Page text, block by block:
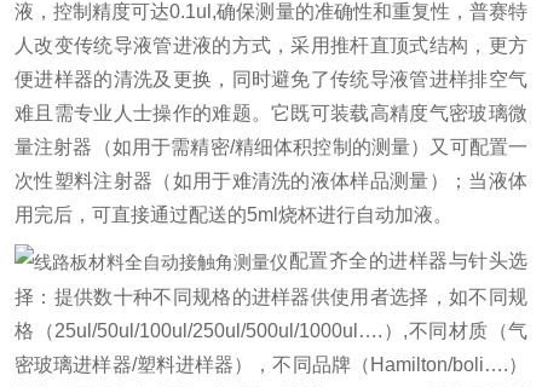
液，控制精度可达0.1ul,确保测量的准确性和重复性，普赛特
人改变传统导液管进液的方式，采用推杆直顶式结构，更方
便进样器的清洗及更换，同时避免了传统导液管进样排空气
难且需专业人士操作的难题。它既可装载高精度气密玻璃微
量注射器（如用于需精密/精细体积控制的测量）又可配置一
次性塑料注射器（如用于难清洗的液体样品测量）；当液体
用完后，可直接通过配送的5ml烧杯进行自动加液。
配置齐全的进样器与针头选
择：提供数十种不同规格的进样器供使用者选择，如不同规
格（25ul/50ul/100ul/250ul/500ul/1000ul….）,不同材质（气
密玻璃进样器/塑料进样器），不同品牌（Hamilton/boli….）